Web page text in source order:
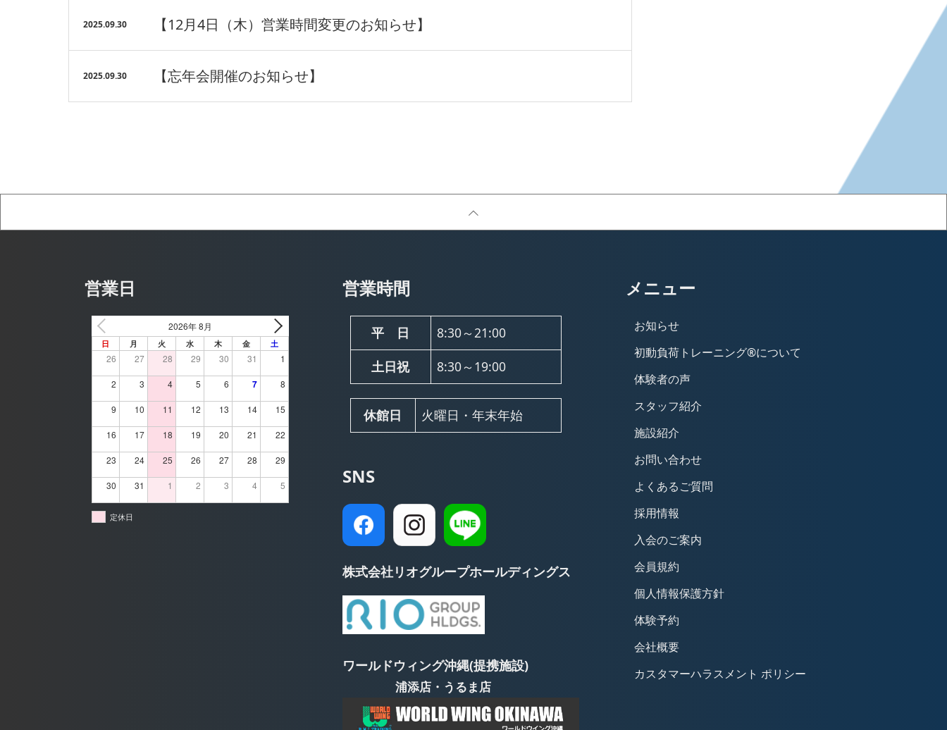
2025.09.30 【12月4日（木）営業時間変更のお知らせ】
2025.09.30 【忘年会開催のお知らせ】
営業日
2026年 8月
日 月 火 水 木 金 土
26 27 28 29 30 31 1
2 3 4 5 6 7 8
9 10 11 12 13 14 15
16 17 18 19 20 21 22
23 24 25 26 27 28 29
30 31 1 2 3 4 5
定休日
営業時間
平 日
8:30～21:00
土日祝
8:30～19:00
休館日 火曜日・年末年始
SNS
株式会社リオグループホールディングス
ワールドウィング沖縄(提携施設)
浦添店・うるま店
メニュー
お知らせ
初動負荷トレーニング®について
体験者の声
スタッフ紹介
施設紹介
お問い合わせ
よくあるご質問
採用情報
入会のご案内
会員規約
個人情報保護方針
体験予約
会社概要
カスタマーハラスメント ポリシー